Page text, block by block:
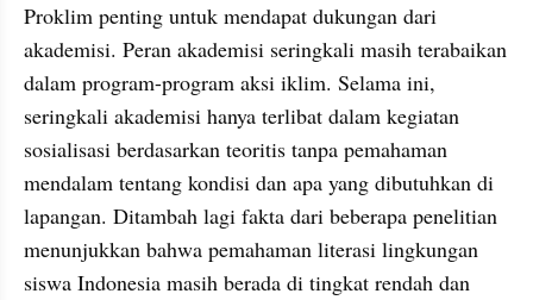
Proklim penting untuk mendapat dukungan dari
akademisi. Peran akademisi seringkali masih terabaikan
dalam program-program aksi iklim. Selama ini,
seringkali akademisi hanya terlibat dalam kegiatan
sosialisasi berdasarkan teoritis tanpa pemahaman
mendalam tentang kondisi dan apa yang dibutuhkan di
lapangan. Ditambah lagi fakta dari beberapa penelitian
menunjukkan bahwa pemahaman literasi lingkungan
siswa Indonesia masih berada di tingkat rendah dan